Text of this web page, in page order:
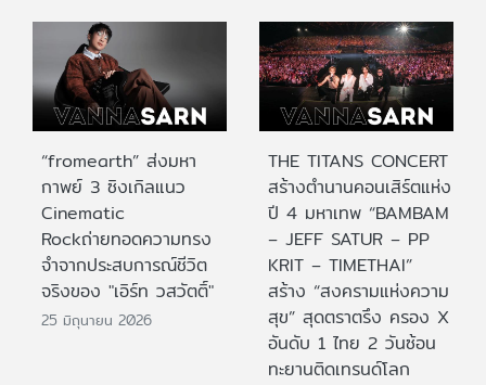
“fromearth” ส่งมหา
กาพย์ 3 ซิงเกิลแนว
Cinematic
Rockถ่ายทอดความทรง
จำจากประสบการณ์ชีวิต
จริงของ "เอิร์ท วสวัตติ์"
25 มิถุนายน 2026
THE TITANS CONCERT
สร้างตำนานคอนเสิร์ตแห่ง
ปี 4 มหาเทพ “BAMBAM
– JEFF SATUR – PP
KRIT – TIMETHAI”
สร้าง “สงครามแห่งความ
สุข” สุดตราตรึง ครอง X
อันดับ 1 ไทย 2 วันซ้อน
ทะยานติดเทรนด์โลก